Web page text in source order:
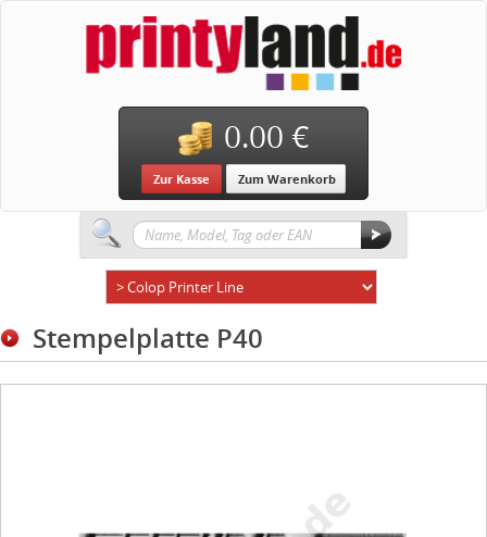
0.00 €
Zur Kasse Zum Warenkorb
Stempelplatte P40